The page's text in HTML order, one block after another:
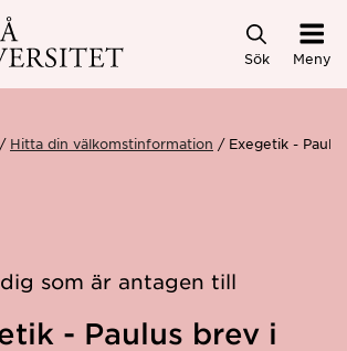
innehållet
Sök Meny
Hitta din välkomstinformation Exegetik -
som är antagen till
- Paulus brev i